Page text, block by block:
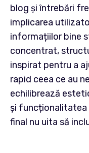
blog și întrebări
implicarea
informațiilor bine
concentrat,
inspirat pentru a
rapid ceea ce au
echilibrează
și funcționalitatea
final nu uita să